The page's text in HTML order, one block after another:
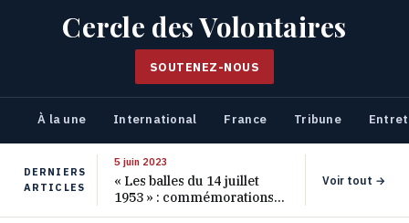
Cercle des Volontaires
SOUTENEZ-NOUS
À la une International France Tribune
DERNIERS
ARTICLES
5 juin 2023
« Les balles du 14 juillet
1953 » : commémorations
pour les 70 ans de ce
Voir tout →